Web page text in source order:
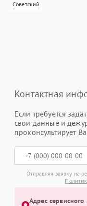
Советский
Контактная
Если требуется
свои данные и
проконсультирует
Отправляя заявку на
Адрес